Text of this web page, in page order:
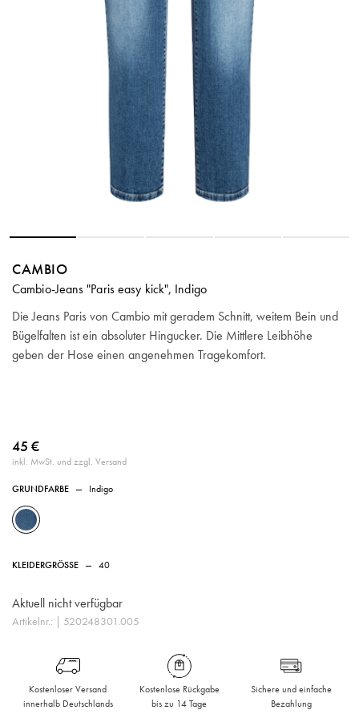
CAMBIO
Cambio-Jeans "Paris easy kick", Indigo
Die Jeans Paris von Cambio mit geradem Schnitt, weitem Bein und
Bügelfalten ist ein absoluter Hingucker. Die Mittlere Leibhöhe
geben der Hose einen angenehmen Tragekomfort.
45 €
inkl. MwSt. und zzgl. Versand
GRUNDFARBE — Indigo
KLEIDERGRÖSSE — 40
Aktuell nicht verfügbar
Artikelnr.: | 520248301.005
Kostenloser Versand
innerhalb Deutschlands
Kostenlose Rückgabe
bis zu 14 Tage
Sichere und einfache
Bezahlung